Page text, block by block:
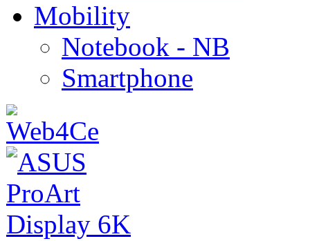
Mobility
Notebook - NB
Smartphone